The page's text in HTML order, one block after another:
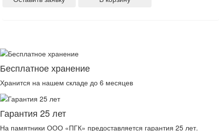
Бесплатное хранение
Хранится на нашем складе до 6 месяцев
Гарантия 25 лет
На памятники ООО «ПГК» предоставляется гарантия 25 лет.